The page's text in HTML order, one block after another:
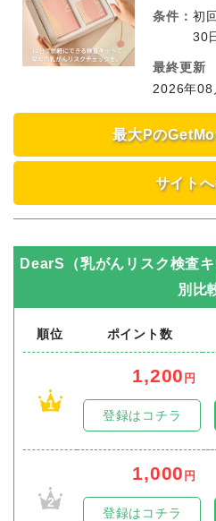
条件： 初
30
最終更新
2026年
最大Pの
サイトへ
DearS（乳がんリスク検査キ
別比
順位 ポイント数
1
1,200 円
登録はコチラ
2
1,000 円
登録はコチラ